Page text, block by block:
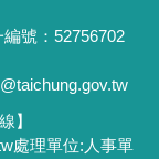
編號：52756702
】
處理單位: 人事單